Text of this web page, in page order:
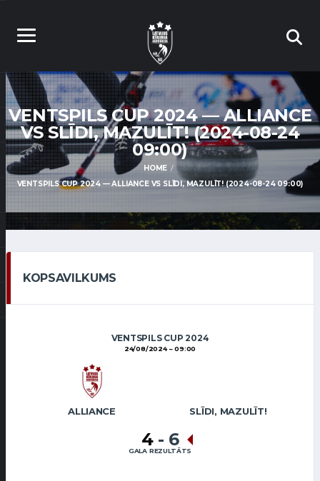
VENTSPILS CUP 2024 — ALLIANCE
VS SLĪDI, MAZULĪT! (2024-08-24
09:00)
HOME
VENTSPILS CUP 2024 — ALLIANCE VS SLĪDI, MAZULĪT! (2024-08-24 09:00)
KOPSAVILKUMS
VENTSPILS CUP 2024
24/08/2024 09:00
ALLIANCE SLĪDI, MAZULĪT!
4 - 6
GALA REZULTĀTS